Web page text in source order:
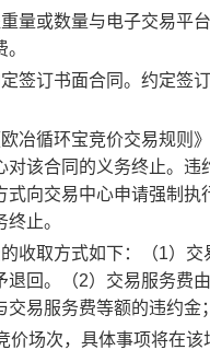
量或数量与电子交易平
签订书面合同。约定签
冶循环宝竞价交易规则
该合同的义务终止。
向交易中心申请强制
止。
收取方式如下：（1）
退回。（2）交易服务费
交易服务费等额的违约
价场次，具体事项将在